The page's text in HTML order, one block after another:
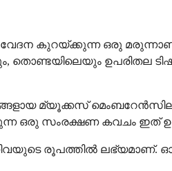
കുറയ്ക്കുന്ന ഒരു
തൊണ്ടയിലെയും ഉപരിതല
മ്യൂക്കസ്
ഒരു സംരക്ഷണ കവചം ഇത്
രൂപത്തിൽ ലഭ്യമാണ്.